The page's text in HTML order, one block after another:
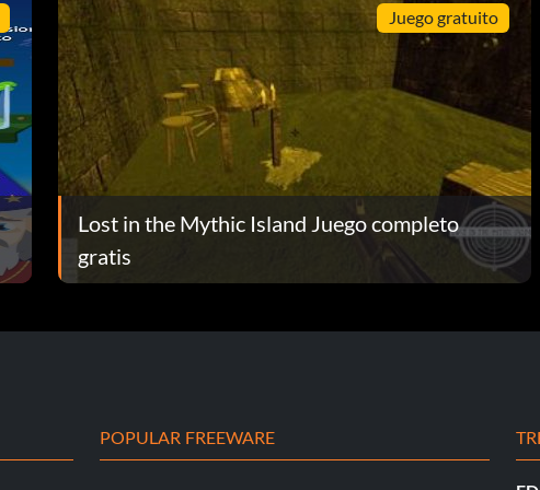
Juego gratuito
Lost in the Mythic Island Juego completo
gratis
POPULAR FREEWARE